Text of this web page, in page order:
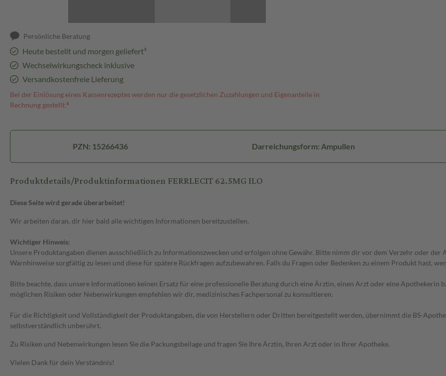
Persönliche Beratung
Heute bestellt und morgen geliefert³
Wechselwirkungscheck inklusive
Versandkostenfreie Lieferung
Bei der Einlösung eines Kassenrezeptes werden nur die gesetzlichen Zuzahlungen und Eigenanteile in
Rechnung gestellt.⁴
PZN: 15266436 Darreichungsform: Ampullen
Produktdetails/Produktinformationen FERRLECIT 62.5MG ILO
Diese Seite wird gerade überarbeitet!
Wir arbeiten daran, dir hier bald alle wichtigen Informationen bereitzustellen.
Wichtiger Hinweis:
Unsere Produktangaben dienen ausschließlich zu Informationszwecken und erfolgen ohne Gewähr. Bitte nimm dir vor dem Verzehr oder
Warnhinweise sorgfältig zu lesen und diese für spätere Rückfragen aufzubewahren. Falls du Fragen oder Bedenken zu einem Produkt hast,
Bitte beachte, dass unsere Informationen keinen Ersatz für eine professionelle Beratung durch eine Ärztin, einen Arzt oder eine Apothekerin
möglichen Risiken oder Nebenwirkungen empfehlen wir dir, medizinisches Fachpersonal zu konsultieren.
Für die Richtigkeit und Vollständigkeit der Produktangaben, die von Herstellern oder Dritten bereitgestellt werden, übernimmt die BS-
selbstverständlich unberührt.
Zu Risiken und Nebenwirkungen lesen Sie die Packungsbeilage und fragen Sie Ihre Ärztin, Ihren Arzt oder in Ihrer Apotheke.
Vielen Dank für dein Verständnis!